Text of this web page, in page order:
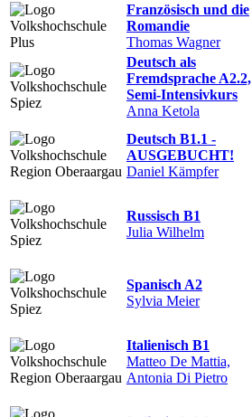
Französisch und die
Romandie
Thomas Wagner
Deutsch als
Fremdsprache A2.2,
Semi-Intensivkurs
Anna Ketola
Deutsch B1.1 -
AUSGEBUCHT!
Daniel Kämpfer
Russisch B1
Julia Wilhelm
Spanisch A2
Sylvia Meier
Italienisch B1
Matteo De Mattia,
Antonia Di Pietro